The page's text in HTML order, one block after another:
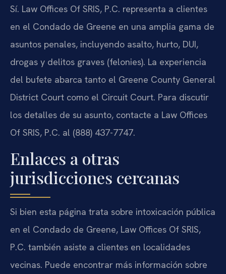
Sí. Law Offices Of SRIS, P.C. representa a clientes
en el Condado de Greene en una amplia gama de
asuntos penales, incluyendo asalto, hurto, DUI,
drogas y delitos graves (felonies). La experiencia
del bufete abarca tanto el Greene County General
District Court como el Circuit Court. Para discutir
los detalles de su asunto, contacte a Law Offices
Of SRIS, P.C. al (888) 437-7747.
Enlaces a otras
jurisdicciones cercanas
Si bien esta página trata sobre intoxicación pública
en el Condado de Greene, Law Offices Of SRIS,
P.C. también asiste a clientes en localidades
vecinas. Puede encontrar más información sobre